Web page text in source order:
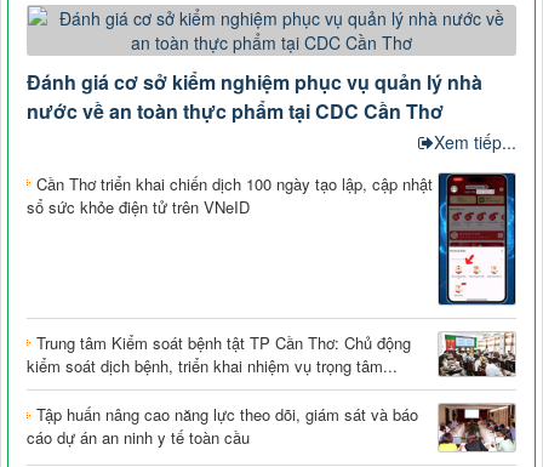
Đánh giá cơ sở kiểm nghiệm phục vụ quản lý nhà
nước về an toàn thực phẩm tại CDC Cần Thơ
Xem tiếp...
Cần Thơ triển khai chiến dịch 100 ngày tạo lập, cập nhật
sổ sức khỏe điện tử trên VNeID
Trung tâm Kiểm soát bệnh tật TP Cần Thơ: Chủ động
kiểm soát dịch bệnh, triển khai nhiệm vụ trọng tâm...
Tập huấn nâng cao năng lực theo dõi, giám sát và báo
cáo dự án an ninh y tế toàn cầu